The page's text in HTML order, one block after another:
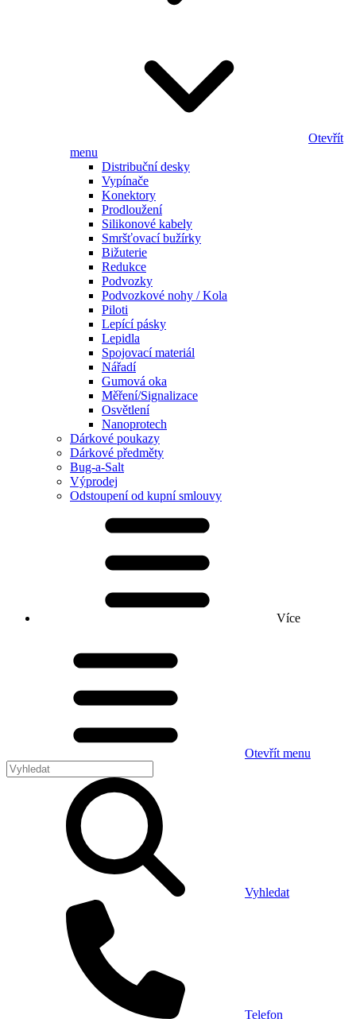
Otevřít
menu
Distribuční desky
Vypínače
Konektory
Prodloužení
Silikonové kabely
Smršťovací bužírky
Bižuterie
Redukce
Podvozky
Podvozkové nohy / Kola
Piloti
Lepící pásky
Lepidla
Spojovací materiál
Nářadí
Gumová oka
Měření/Signalizace
Osvětlení
Nanoprotech
Dárkové poukazy
Dárkové předměty
Bug-a-Salt
Výprodej
Odstoupení od kupní smlouvy
Více
Otevřít menu
Vyhledat
Telefon